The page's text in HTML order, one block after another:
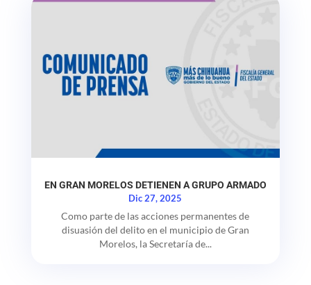
EN GRAN MORELOS DETIENEN A GRUPO ARMADO
Dic 27, 2025
Como parte de las acciones permanentes de
disuasión del delito en el municipio de Gran
Morelos, la Secretaría de...